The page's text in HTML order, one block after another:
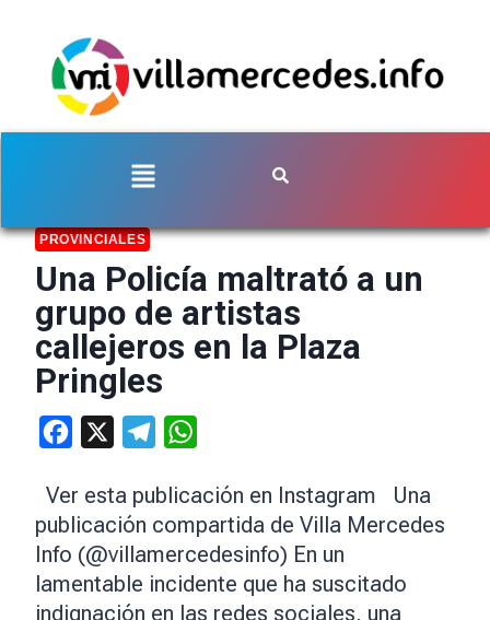
PROVINCIALES
Una Policía maltrató a un
grupo de artistas
callejeros en la Plaza
Pringles
Facebook Telegram
Ver esta publicación en Instagram Una
publicación compartida de Villa Mercedes
Info (@villamercedesinfo) En un
lamentable incidente que ha suscitado
indignación en las redes sociales, una